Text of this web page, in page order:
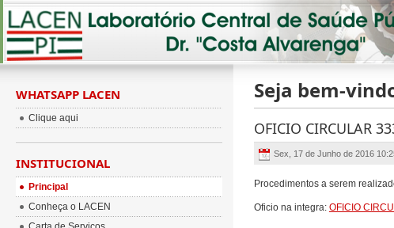
Seja bem-
OFICIO CIRCULAR
Sex, 17 de Junho de 2016
Procedimentos a serem
Oficio na integra: OFICIO
WHATSAPP LACEN
Clique aqui
INSTITUCIONAL
Principal
Conheça o LACEN